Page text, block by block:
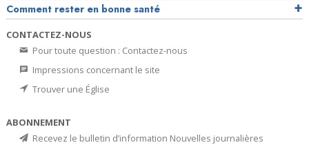
Comment rester en bonne santé
CONTACTEZ-NOUS
Pour toute question : Contactez-nous
Impressions concernant le site
Trouver une Église
ABONNEMENT
Recevez le bulletin d’information Nouvelles journalières